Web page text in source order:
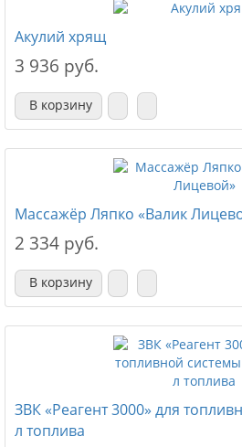
Акулий хрящ
3 936 руб.
В корзину
Массажёр Ляпко «Валик
2 334 руб.
В корзину
ЗВК «Реагент 3000» для
л топлива